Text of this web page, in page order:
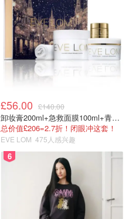
£56.00 £140.00
卸妆膏200ml+急救面膜100ml+青春面霜15ml
总价值£206=2.7折！闭眼冲这套！
EVE LOM 475人感兴趣
6